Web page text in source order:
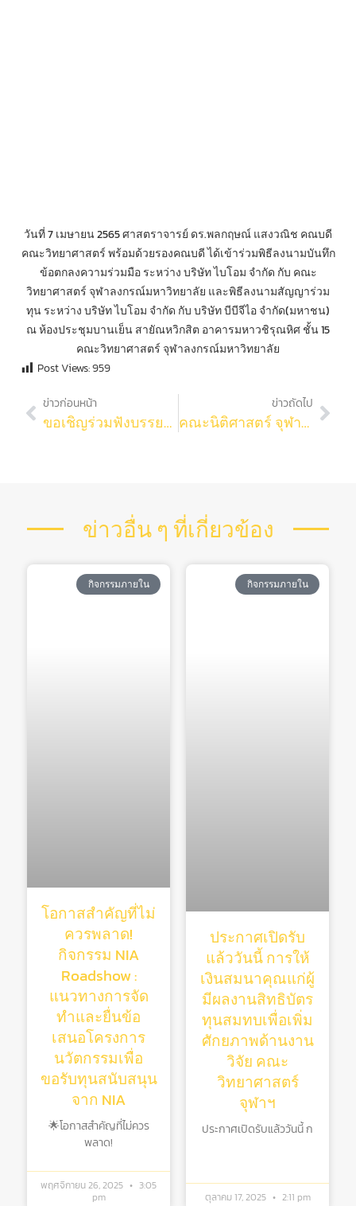
วันที่ 7 เมษายน 2565 ศาสตราจารย์ ดร.พลกฤษณ์ แสงวณิช คณบดี
คณะวิทยาศาสตร์ พร้อมด้วยรองคณบดี ได้เข้าร่วมพิธีลงนามบันทึก
ข้อตกลงความร่วมมือ ระหว่าง บริษัท ไบโอม จำกัด กับ คณะ
วิทยาศาสตร์ จุฬาลงกรณ์มหาวิทยาลัย และพิธีลงนามสัญญาร่วม
ทุน ระหว่าง บริษัท ไบโอม จำกัด กับ บริษัท บีบีจีไอ จำกัด(มหาชน)
ณ ห้องประชุมบานเย็น สายัณหวิกสิต อาคารมหาวชิรุณหิศ ชั้น 15
คณะวิทยาศาสตร์ จุฬาลงกรณ์มหาวิทยาลัย
Post Views:959
ข่าวก่อนหน้า
ขอเชิญร่วมฟังบรรยาย การนำเสนอผลงาน คณะวิทยาศาสตร์ จุฬาลงกรณ์มหาวิทยาลัย ครั้งที่ 30 ประจำปี 2565 The Science Forum 2022 “2022 as International Year of Basic Science for Sustainablity Development”
ข่าวถัดไป
คณะนิติศาสตร์ จุฬาฯ ร่วมกับ UTC ขอเรียนเชิญผู้บริหาร คณาจารย์ นักวิจัย นวัตกร และผู้สนใจงานนวัตกรรม ร่วมงานเปิดตัว “คลินิกกฎหมาย” เพื่อการขับเคลื่อนนวัตกรรมสู่การพาณิชย์
ข่าวอื่น ๆ ที่เกี่ยวข้อง
กิจกรรมภายใน
โอกาสสำคัญที่ไม่
ควรพลาด!
กิจกรรม NIA
Roadshow :
แนวทางการจัด
ทำและยื่นข้อ
เสนอโครงการ
นวัตกรรมเพื่อ
ขอรับทุนสนับสนุน
จาก NIA
🌟โอกาสสำคัญที่ไม่ควร
พลาด!
พฤศจิกายน 26, 2025
3:05
pm
กิจกรรมภายใน
ประกาศเปิดรับ
แล้ววันนี้ การให้
เงินสมนาคุณแก่ผู้
มีผลงานสิทธิบัตร
ทุนสมทบเพื่อเพิ่ม
ศักยภาพด้านงาน
วิจัย คณะ
วิทยาศาสตร์
จุฬาฯ
ประกาศเปิดรับแล้ววันนี้ ก
ตุลาคม 17, 2025 2:11 pm